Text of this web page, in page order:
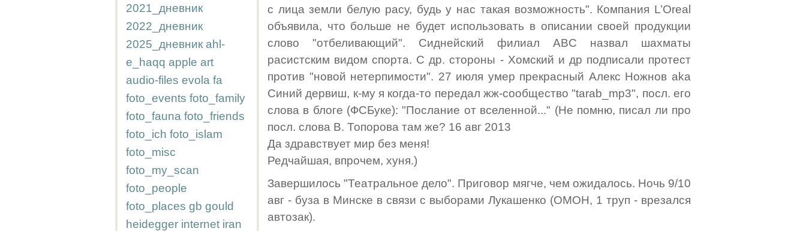
2021_дневник
2022_дневник
2025_дневник ahl-
e_haqq apple art
audio-files evola fa
foto_events foto_family
foto_fauna foto_friends
foto_ich foto_islam
foto_misc
foto_my_scan
foto_people
foto_places gb gould
heidegger internet iran
с лица земли белую расу, будь у нас такая возможность". Компания L’Oreal
объявила, что больше не будет использовать в описании своей продукции
слово "отбеливающий". Сиднейский филиал ABC назвал шахматы
расистским видом спорта. С др. стороны - Хомский и др подписали протест
против "новой нетерпимости". 27 июля умер прекрасный Алекс Ножнов aka
Синий дервиш, к-му я когда-то передал жж-сообщество "tarab_mp3", посл. его
слова в блоге (ФСБуке): "Послание от вселенной..." (Не помню, писал ли про
посл. слова В. Топорова там же? 16 авг 2013
Да здравствует мир без меня!
Редчайшая, впрочем, хуня.)
Завершилось "Театральное дело". Приговор мягче, чем ожидалось. Ночь 9/10
авг - буза в Минске в связи с выборами Лукашенко (ОМОН, 1 труп - врезался
автозак).